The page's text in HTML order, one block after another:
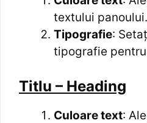
textului panoului.
Tipografie:
tipografie
Titlu – Heading
Culoare text: